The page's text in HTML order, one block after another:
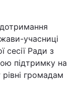
учасниці
сесії Ради з
підтримку на
громадам